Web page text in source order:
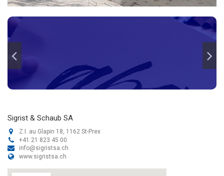
Sigrist & Schaub SA
Z.I. au Glapin 18, 1162 St-Prex
+41 21 823 45 00
info@sigristsa.ch
www.sigristsa.ch